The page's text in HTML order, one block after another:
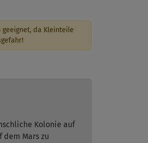
da Kleinteile
Kolonie auf
Mars zu